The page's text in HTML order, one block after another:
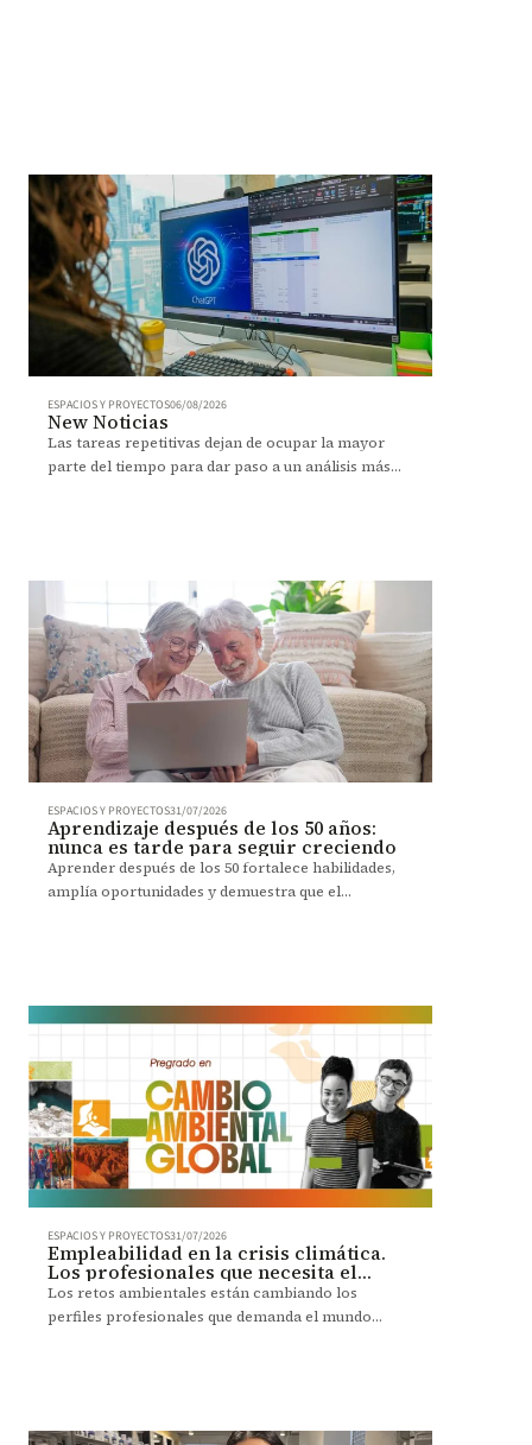
ESPACIOS Y PROYECTOS06/08/2026
New Noticias
Las tareas repetitivas dejan de ocupar la mayor
parte del tiempo para dar paso a un análisis más
ESPACIOS Y PROYECTOS31/07/2026
Aprendizaje después de los 50 años:
nunca es tarde para seguir creciendo
Aprender después de los 50 fortalece habilidades,
amplía oportunidades y demuestra que el
ESPACIOS Y PROYECTOS31/07/2026
Empleabilidad en la crisis climática.
Los profesionales que necesita el
futuro de la región
Los retos ambientales están cambiando los
perfiles profesionales que demanda el mundo